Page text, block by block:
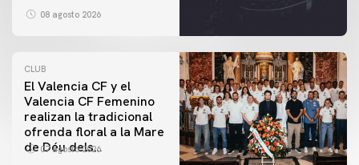
08 agosto 2026
CLUB
El Valencia CF y el
Valencia CF Femenino
realizan la tradicional
ofrenda floral a la Mare
de Déu dels
07 agosto 2026